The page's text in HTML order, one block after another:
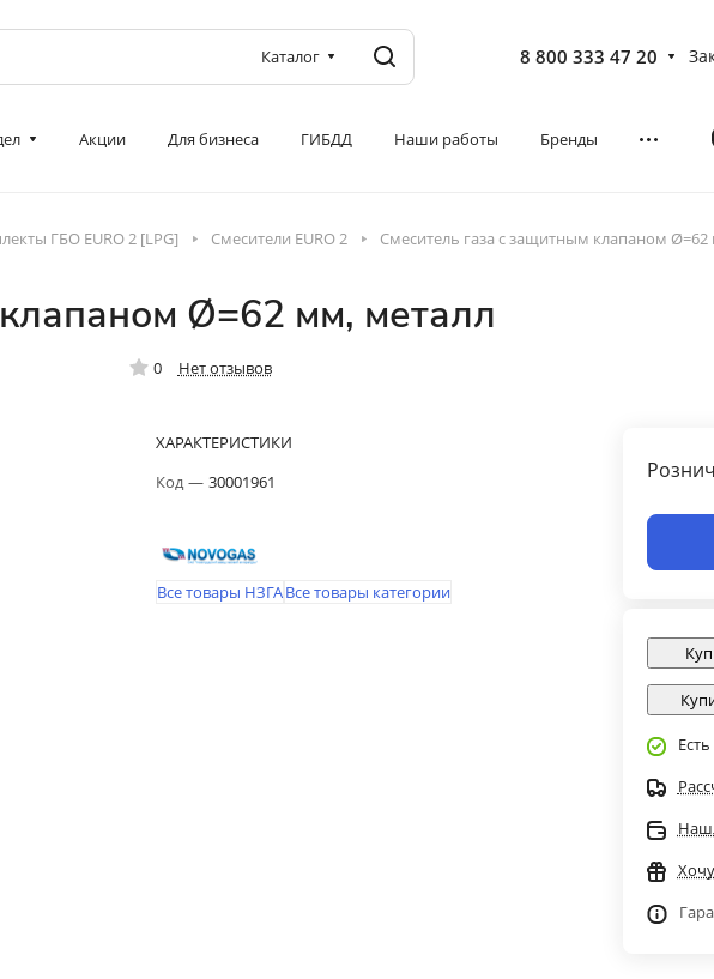
Каталог 8 800 333 47 20
Акции Для бизнеса ГИБДД Наши работы Бренды
ГБО EURO 2 [LPG] Смесители EURO 2 Смеситель газа с защитным клапаном
Ø=62 мм, металл
0 Нет отзывов
ХАРАКТЕРИСТИКИ
Код— 30001961
Все товары НЗГАВсе товары категории